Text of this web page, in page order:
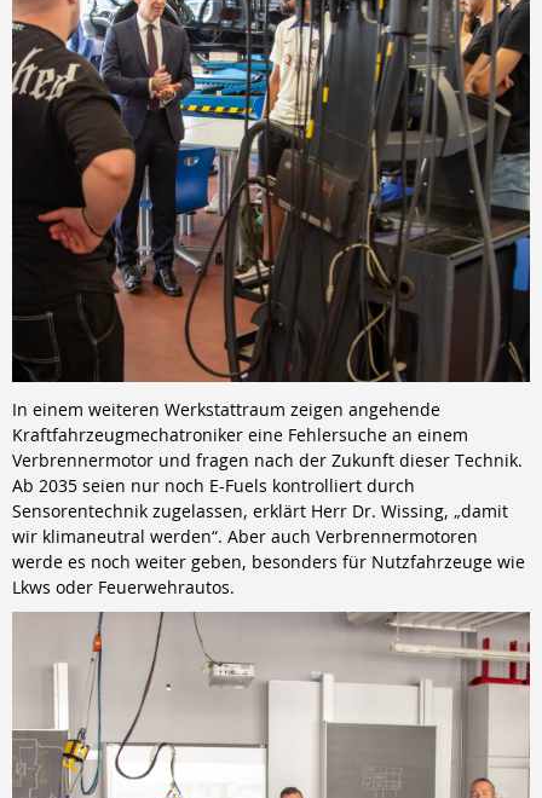
In einem weiteren Werkstattraum zeigen angehende
Kraftfahrzeugmechatroniker eine Fehlersuche an einem
Verbrennermotor und fragen nach der Zukunft dieser Technik.
Ab 2035 seien nur noch E-Fuels kontrolliert durch
Sensorentechnik zugelassen, erklärt Herr Dr. Wissing, „damit
wir klimaneutral werden“. Aber auch Verbrennermotoren
werde es noch weiter geben, besonders für Nutzfahrzeuge wie
Lkws oder Feuerwehrautos.